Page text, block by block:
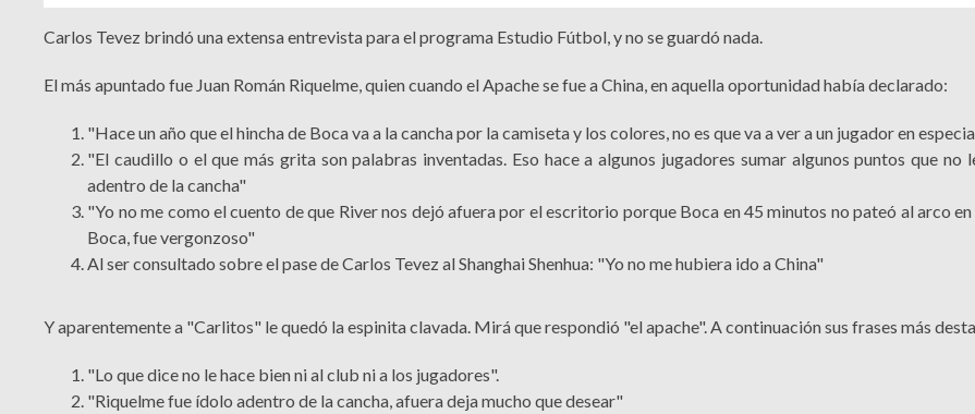
Carlos Tevez brindó una extensa entrevista para el programa Estudio Fútbol, y no se guardó nada.
El más apuntado fue Juan Román Riquelme, quien cuando el Apache se fue a China, en aquella oportunidad había declarado:
"Hace un año que el hincha de Boca va a la cancha por la camiseta y los colores, no es que va a ver a un jugador en
"El caudillo o el que más grita son palabras inventadas. Eso hace a algunos jugadores sumar algunos puntos que no
adentro de la cancha"
"Yo no me como el cuento de que River nos dejó afuera por el escritorio porque Boca en 45 minutos no pateó al arco en
Boca, fue vergonzoso"
Al ser consultado sobre el pase de Carlos Tevez al Shanghai Shenhua: "Yo no me hubiera ido a China"
Y aparentemente a "Carlitos" le quedó la espinita clavada. Mirá que respondió "el apache". A continuación sus frases más
"Lo que dice no le hace bien ni al club ni a los jugadores".
"Riquelme fue ídolo adentro de la cancha, afuera deja mucho que desear"